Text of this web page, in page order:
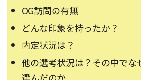
OG訪問の有無
どんな印象を持ったか？
内定状況は？
他の選考状況は？その中でな
選んだのか